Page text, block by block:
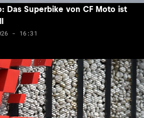
Das Superbike von CF Moto ist
- 16:31